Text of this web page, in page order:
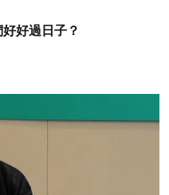
好過日子？